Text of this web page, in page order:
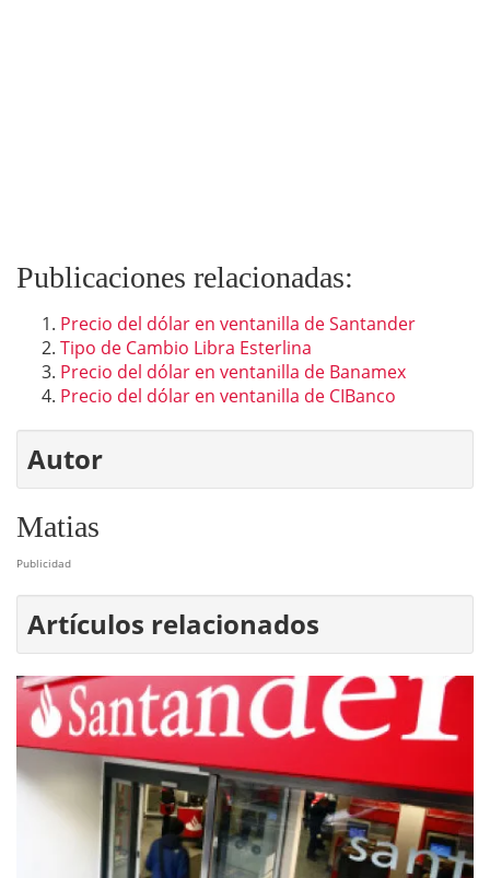
Publicaciones relacionadas:
Precio del dólar en ventanilla de Santander
Tipo de Cambio Libra Esterlina
Precio del dólar en ventanilla de Banamex
Precio del dólar en ventanilla de CIBanco
Autor
Matias
Publicidad
Artículos relacionados